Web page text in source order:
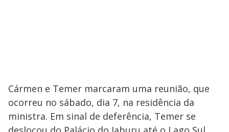
Cármen e Temer marcaram uma reunião, que
ocorreu no sábado, dia 7, na residência da
ministra. Em sinal de deferência, Temer se